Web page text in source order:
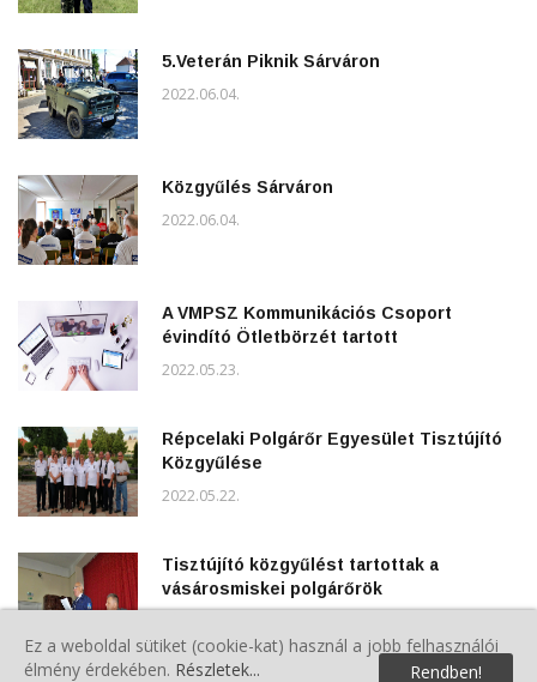
5.Veterán Piknik Sárváron
2022.06.04.
Közgyűlés Sárváron
2022.06.04.
A VMPSZ Kommunikációs Csoport
évindító Ötletbörzét tartott
2022.05.23.
Répcelaki Polgárőr Egyesület Tisztújító
Közgyűlése
2022.05.22.
Tisztújító közgyűlést tartottak a
vásárosmiskei polgárőrök
Ez a weboldal sütiket (cookie-kat) használ a jobb felhasználói
élmény érdekében. Részletek... Rendben!